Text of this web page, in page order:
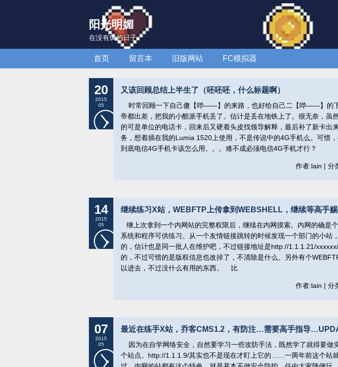
阳光明媚
在没有疯的日子
首页 留言本 旧版网站 FC模拟器
20
2015
05
又该回顾总结上半生了（呸呸呸，什么标题啊）
时常回顾一下自己傻【哔——】的来路，也好给自己二【哔——】的
帝都出差，把我的小酷派手机丢了。估计是丢在地铁上了。很无奈，虽
的可是单位的电话卡，回来后又硬着头皮找领导解释，最后补了新卡出
务，想着插在我的Lumia 1520上使用，不是传说中的4G手机么。可惜，
到底电信4G手机卡该怎么用。。。难不成必须电信4G手机才行？
作者:lain | 分
14
2015
05
继续练习X站，WEBFTP上传拿到WEBSHELL，继续等高手
继上次拿到一个内网站的完整权限后，继续在内网摸索。内网的确
系统和程序可供练习。从一个友情链接跳转的时候发现一个部门的小站
的，估计也是同一批人在维护吧，不过链接地址是http://1.1.1.21/
的，不过可惜的是版权信息也改掉了，不清除是什么。另外有个
以进去，不过没什么有用的东西。 比
作者:lain | 分
07
2015
05
最近在练手X站，乔客CMS1.2，有防注…需要高手指导
因为在自学网络安全，自然要学习一些攻防手法，既然学了就得要做
个站点。http://1.1.1.9/其实也不是现在才盯上它的……一两年前这个站